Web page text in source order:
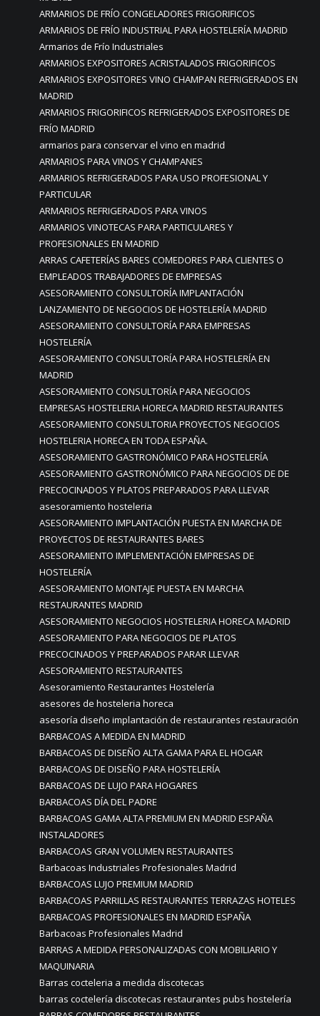
ARMARIOS DE FRÍO CONGELADORES FRIGORIFICOS
ARMARIOS DE FRÍO INDUSTRIAL PARA HOSTELERÍA MADRID
Armarios de Frío Industriales
ARMARIOS EXPOSITORES ACRISTALADOS FRIGORIFICOS
ARMARIOS EXPOSITORES VINO CHAMPAN REFRIGERADOS EN
MADRID
ARMARIOS FRIGORIFICOS REFRIGERADOS EXPOSITORES DE
FRÍO MADRID
armarios para conservar el vino en madrid
ARMARIOS PARA VINOS Y CHAMPANES
ARMARIOS REFRIGERADOS PARA USO PROFESIONAL Y
PARTICULAR
ARMARIOS REFRIGERADOS PARA VINOS
ARMARIOS VINOTECAS PARA PARTICULARES Y
PROFESIONALES EN MADRID
ARRAS CAFETERÍAS BARES COMEDORES PARA CLIENTES O
EMPLEADOS TRABAJADORES DE EMPRESAS
ASESORAMIENTO CONSULTORÍA IMPLANTACIÓN
LANZAMIENTO DE NEGOCIOS DE HOSTELERÍA MADRID
ASESORAMIENTO CONSULTORÍA PARA EMPRESAS
HOSTELERÍA
ASESORAMIENTO CONSULTORÍA PARA HOSTELERÍA EN
MADRID
ASESORAMIENTO CONSULTORÍA PARA NEGOCIOS
EMPRESAS HOSTELERIA HORECA MADRID RESTAURANTES
ASESORAMIENTO CONSULTORIA PROYECTOS NEGOCIOS
HOSTELERIA HORECA EN TODA ESPAÑA.
ASESORAMIENTO GASTRONÓMICO PARA HOSTELERÍA
ASESORAMIENTO GASTRONÓMICO PARA NEGOCIOS DE DE
PRECOCINADOS Y PLATOS PREPARADOS PARA LLEVAR
asesoramiento hosteleria
ASESORAMIENTO IMPLANTACIÓN PUESTA EN MARCHA DE
PROYECTOS DE RESTAURANTES BARES
ASESORAMIENTO IMPLEMENTACIÓN EMPRESAS DE
HOSTELERÍA
ASESORAMIENTO MONTAJE PUESTA EN MARCHA
RESTAURANTES MADRID
ASESORAMIENTO NEGOCIOS HOSTELERIA HORECA MADRID
ASESORAMIENTO PARA NEGOCIOS DE PLATOS
PRECOCINADOS Y PREPARADOS PARAR LLEVAR
ASESORAMIENTO RESTAURANTES
Asesoramiento Restaurantes Hostelería
asesores de hosteleria horeca
asesoría diseño implantación de restaurantes restauración
BARBACOAS A MEDIDA EN MADRID
BARBACOAS DE DISEÑO ALTA GAMA PARA EL HOGAR
BARBACOAS DE DISEÑO PARA HOSTELERÍA
BARBACOAS DE LUJO PARA HOGARES
BARBACOAS DÍA DEL PADRE
BARBACOAS GAMA ALTA PREMIUM EN MADRID ESPAÑA
INSTALADORES
BARBACOAS GRAN VOLUMEN RESTAURANTES
Barbacoas Industriales Profesionales Madrid
BARBACOAS LUJO PREMIUM MADRID
BARBACOAS PARRILLAS RESTAURANTES TERRAZAS HOTELES
BARBACOAS PROFESIONALES EN MADRID ESPAÑA
Barbacoas Profesionales Madrid
BARRAS A MEDIDA PERSONALIZADAS CON MOBILIARIO Y
MAQUINARIA
Barras cocteleria a medida discotecas
barras coctelería discotecas restaurantes pubs hostelería